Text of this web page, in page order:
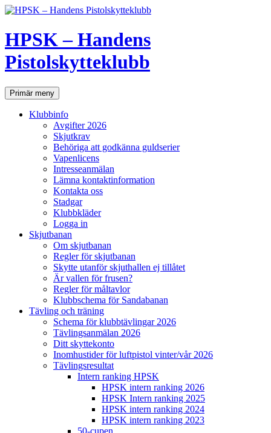
Hoppa
innehåll
HPSK – Handens
Pistolskytteklubb
SökPrimär meny
Klubbinfo
Avgifter 2026
Skjutkrav
Behöriga att godkänna guldserier
Vapenlicens
Intresseanmälan
Lämna kontaktinformation
Kontakta oss
Stadgar
Klubbkläder
Logga in
Skjutbanan
Om skjutbanan
Regler för skjutbanan
Skytte utanför skjuthallen ej tillåtet
Är vallen för frusen?
Regler för måltavlor
Klubbschema för Sandabanan
Tävling och träning
Schema för klubbtävlingar 2026
Tävlingsanmälan 2026
Ditt skyttekonto
Inomhustider för luftpistol vinter/vår 2026
Tävlingsresultat
Intern ranking HPSK
HPSK intern ranking 2026
HPSK Intern ranking 2025
HPSK intern ranking 2024
HPSK intern ranking 2023
50-cupen